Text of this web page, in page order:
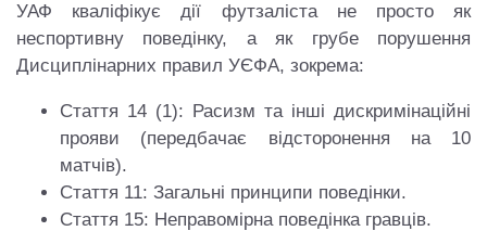
УАФ кваліфікує дії футзаліста не просто як
неспортивну поведінку, а як грубе порушення
Дисциплінарних правил УЄФА, зокрема:
Стаття 14 (1): Расизм та інші дискримінаційні
прояви (передбачає відсторонення на 10
матчів).
Стаття 11: Загальні принципи поведінки.
Стаття 15: Неправомірна поведінка гравців.